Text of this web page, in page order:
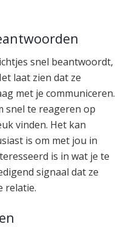
snel beantwoordt,
laat zien dat ze
met je communiceren.
snel te reageren op
vinden. Het kan
is om met jou in
is in wat je te
signaal dat ze
relatie.